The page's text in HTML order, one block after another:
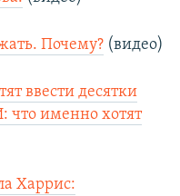
Почему? (видео)
ввести десятки
именно хотят
Харрис: